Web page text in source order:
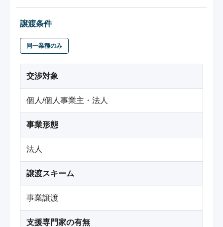
譲渡条件
同一業種のみ
交渉対象
個人/個人事業主・法人
事業形態
法人
譲渡スキーム
事業譲渡
支援専門家の有無